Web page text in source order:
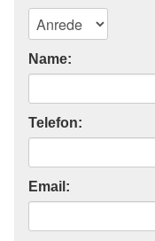
Name:
Telefon:
Email: